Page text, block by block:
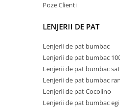
Poze Clienti
LENJERII DE PAT
Lenjerii de pat bumbac
Lenjerii de pat bumbac
Lenjerii de pat bumbac
Lenjerii de pat bumbac
Lenjerii de pat Cocolino
Lenjerii de pat bumbac